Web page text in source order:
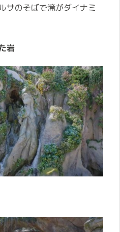
サのそばで滝がダイナミ
岩